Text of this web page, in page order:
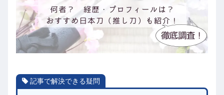
記事で解決できる疑問